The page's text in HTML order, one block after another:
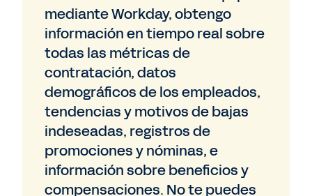
mediante Workday, obtengo
información en tiempo real sobre
todas las métricas de
contratación, datos
demográficos de los empleados,
tendencias y motivos de bajas
indeseadas, registros de
promociones y nóminas, e
información sobre beneficios y
compensaciones. No te puedes